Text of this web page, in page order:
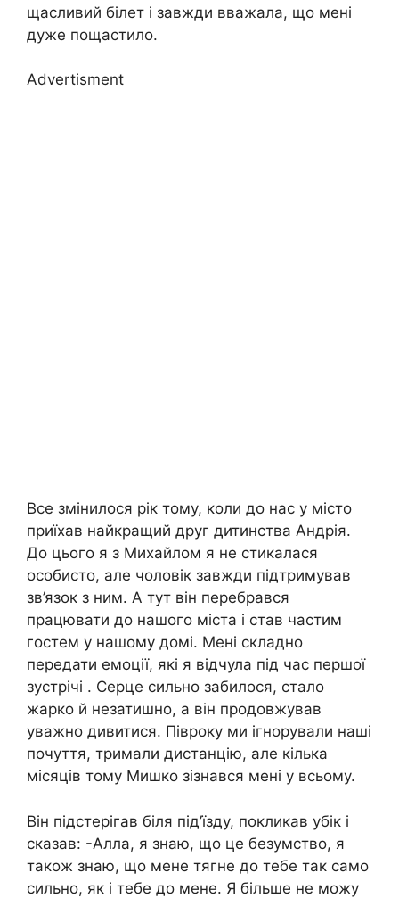
щасливий білет і завжди вважала, що мені
дуже пощастило.
Advertisment
Все змінилося рік тому, коли до нас у місто
приїхав найкращий друг дитинства Андрія.
До цього я з Михайлом я не стикалася
особисто, але чоловік завжди підтримував
зв’язок з ним. А тут він перебрався
працювати до нашого міста і став частим
гостем у нашому домі. Мені складно
передати емоції, які я відчула під час першої
зустрічі . Серце сильно забилося, стало
жарко й незатишно, а він продовжував
уважно дивитися. Півроку ми ігнорували наші
почуття, тримали дистанцію, але кілька
місяців тому Мишко зізнався мені у всьому.
Він підстерігав біля під’їзду, покликав убік і
сказав: -Алла, я знаю, що це безумство, я
також знаю, що мене тягне до тебе так само
сильно, як і тебе до мене. Я більше не можу